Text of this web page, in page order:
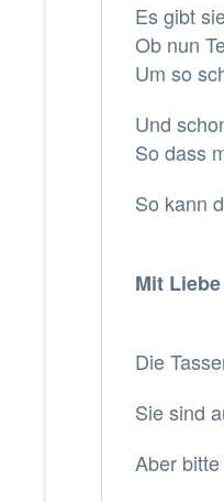
Es gibt
Ob nun
Um so
Und
So dass
So kann
Mit
Die
Sie sind
Aber